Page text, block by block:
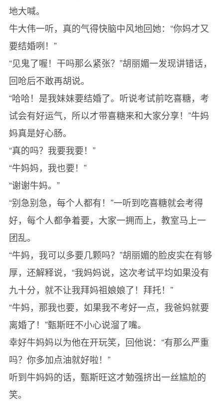
地大喊。
牛大伟一听，真的气得快脑中风地回她：“你妈才又
要结婚咧！”
“见鬼了喔！干吗那么紧张？”胡丽媚一发现讲错话，
回呛后不敢再胡说。
“哈哈！是我妹妹要结婚了。听说考试前吃喜糖，考
试会有好运气，所以才带喜糖来和大家分享！”牛妈
妈真是好心肠。
“真的吗？我要我要！”
“牛妈妈，我也要！”
“谢谢牛妈。”
“别急别急，每个人都有！”一听到吃喜糖就会考得
好，每个人都争着要，大家一拥而上，教室马上一
团乱。
“牛妈，我可以多要几颗吗？”胡丽媚的脸皮实在有够
厚，还解释说，“我妈妈说，这次考试平均如果没有
九十分，就不让我拜妈祖娘娘了！拜托！”
“牛妈，那我也要，如果我不考好一点，我爸妈就要
离婚了！”甄斯旺不小心说溜了嘴。
幸好牛妈妈以为他在开玩笑，回他说：“有那么严重
吗？你多加点油就好啦！”
听到牛妈妈的话，甄斯旺这才勉强挤出一丝尴尬的
笑。